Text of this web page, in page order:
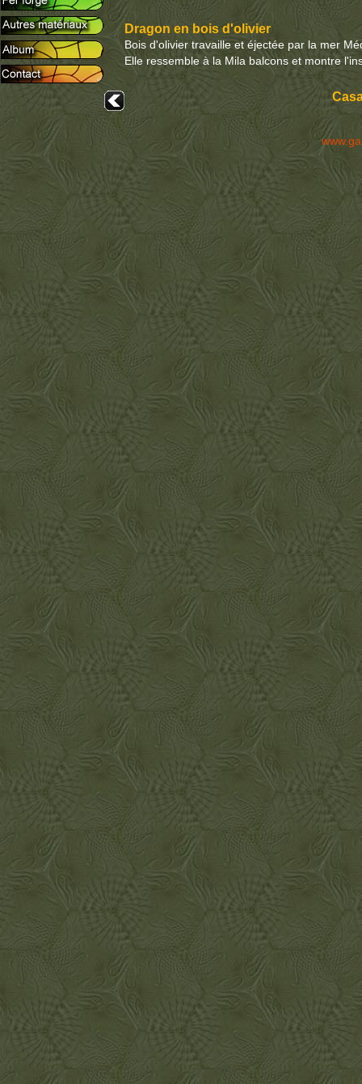
Dragon en bois d'olivier
Bois d'olivier travaille et éjectée par la mer
Elle ressemble à la Mila balcons et montre